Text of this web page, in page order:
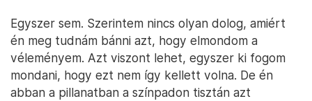
Egyszer sem. Szerintem nincs olyan dolog, amiért
én meg tudnám bánni azt, hogy elmondom a
véleményem. Azt viszont lehet, egyszer ki fogom
mondani, hogy ezt nem így kellett volna. De én
abban a pillanatban a színpadon tisztán azt